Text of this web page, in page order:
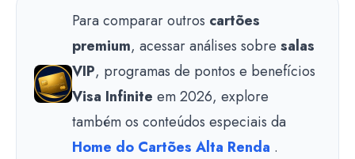
Para comparar outros cartões
premium, acessar análises sobre salas
VIP, programas de pontos e benefícios
Visa Infinite em 2026, explore
também os conteúdos especiais da
Home do Cartões Alta Renda .